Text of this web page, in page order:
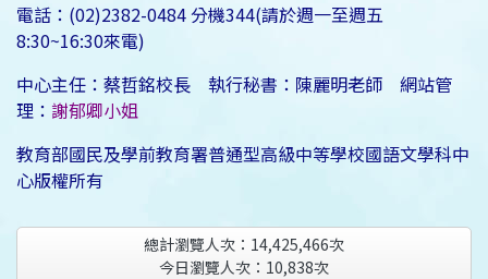
電話：(02)2382-0484 分機344(請於週一至週五
8:30~16:30來電)
中心主任：蔡哲銘校長 執行秘書：陳麗明老師 網站管
理： 謝郁卿小姐
教育部國民及學前教育署普通型高級中等學校國語文學科中
心版權所有
總計瀏覽人次： 14,425,466次
今日瀏覽人次： 10,838次